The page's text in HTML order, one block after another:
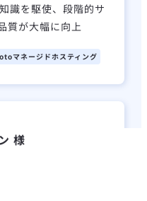
識を駆使、段階的サ
質が大幅に向上
マネージドホスティング
様